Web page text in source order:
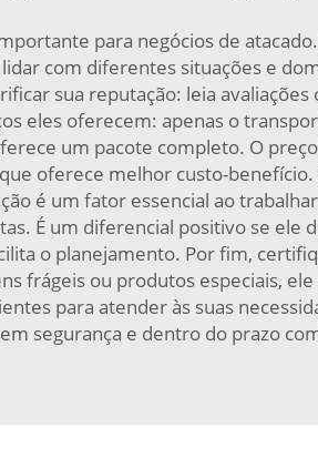
para negócios de
com diferentes situações e
sua reputação: leia
eles oferecem: apenas o
um pacote completo. O
oferece melhor custo-
é um fator essencial ao
É um diferencial positivo se
o planejamento. Por fim,
frágeis ou produtos especiais,
para atender às suas
em segurança e dentro do prazo